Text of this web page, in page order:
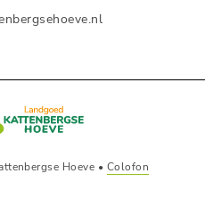
Hoeve • Colofon